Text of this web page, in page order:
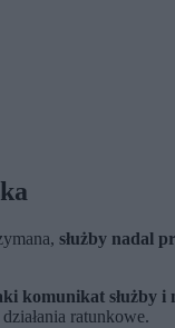
służby nadal
komunikat służby i
ratunkowe.